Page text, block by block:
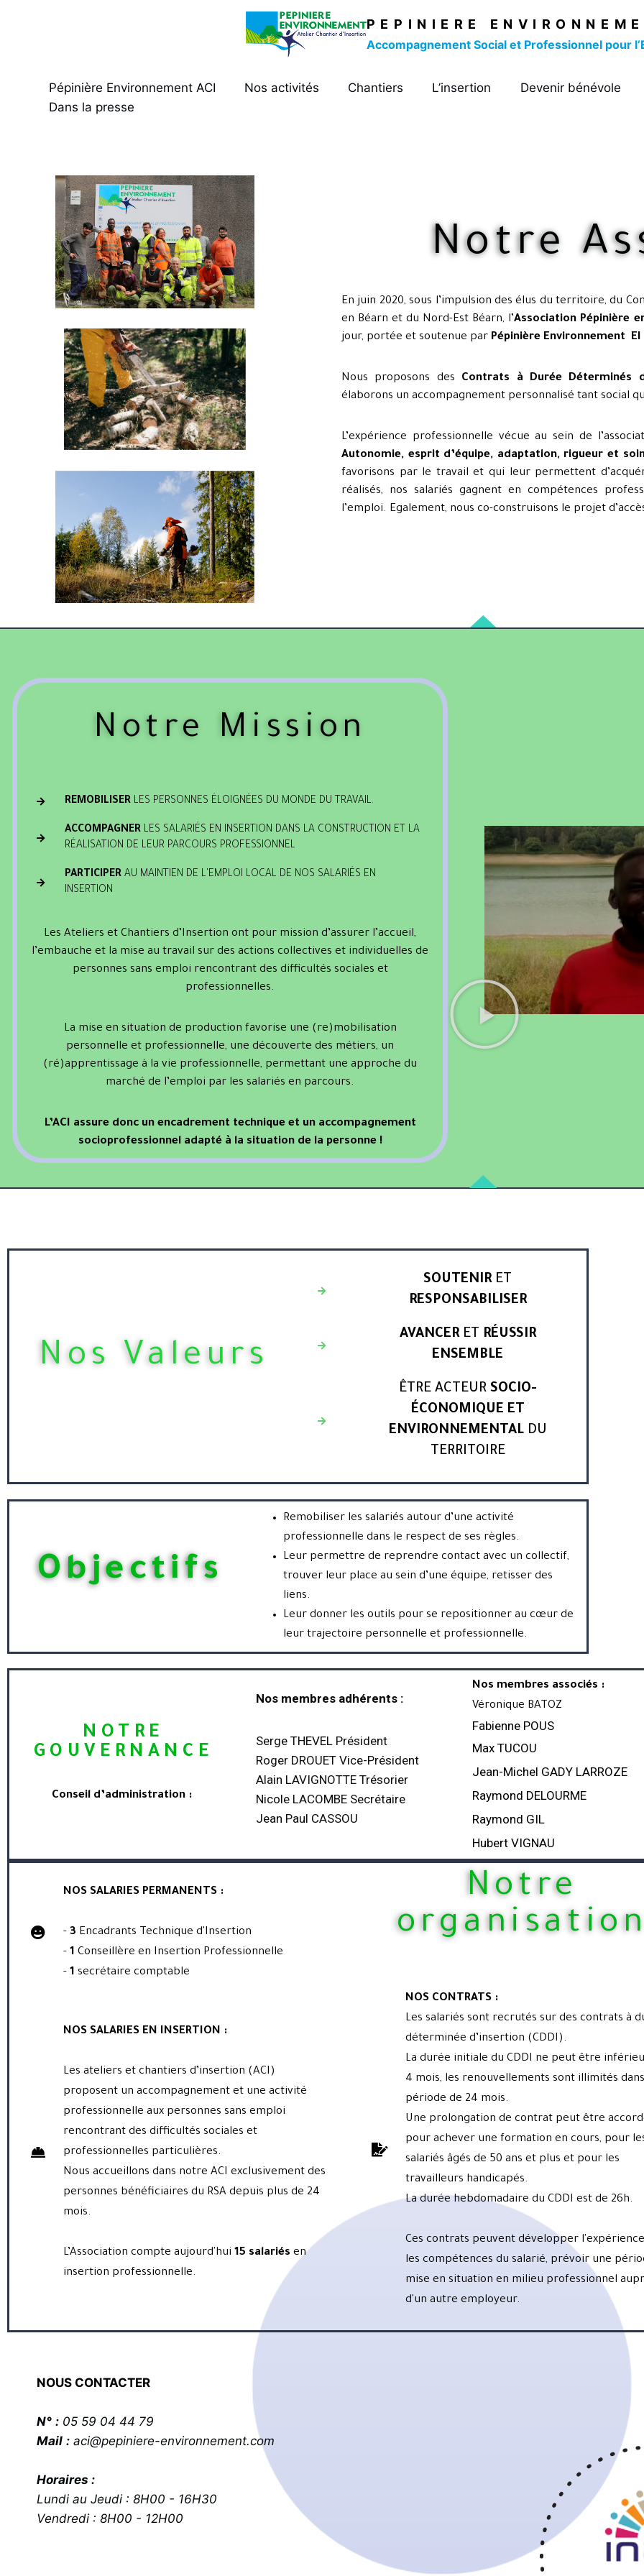
PEPINIERE
Accompagnement Social et Professionnel pour
Pépinière Environnement ACI Nos activités Chantiers L’insertion
Devenir bénévole
Dans la presse
Notre
En juin 2020, sous l’impulsion des élus du territoire, du
en Béarn et du Nord-Est Béarn, l’Association Pépinière
jour, portée et soutenue par Pépinière Environnement EI
Nous proposons des Contrats à Durée Déterminés
élaborons un accompagnement personnalisé tant social
L’expérience professionnelle vécue au sein de
Autonomie, esprit d’équipe, adaptation, rigueur et
favorisons par le travail et qui leur permettent
réalisés, nos salariés gagnent en compétences
l’emploi. Egalement, nous co-construisons le projet
Notre Mission
REMOBILISER LES PERSONNES ÉLOIGNÉES DU MONDE DU TRAVAIL.
ACCOMPAGNER LES SALARIÉS EN INSERTION DANS LA CONSTRUCTION ET LA
RÉALISATION DE LEUR PARCOURS PROFESSIONNEL
PARTICIPER AU MAINTIEN DE L'EMPLOI LOCAL DE NOS SALARIÉS EN
INSERTION
Les Ateliers et Chantiers d’Insertion ont pour mission d’assurer l’accueil,
l’embauche et la mise au travail sur des actions collectives et individuelles de
personnes sans emploi rencontrant des difficultés sociales et
professionnelles.
La mise en situation de production favorise une (re)mobilisation
personnelle et professionnelle, une découverte des métiers, un
(ré)apprentissage à la vie professionnelle, permettant une approche du
marché de l’emploi par les salariés en parcours.
L’ACI assure donc un encadrement technique et un accompagnement
socioprofessionnel adapté à la situation de la personne !
Nos Valeurs
SOUTENIRET
RESPONSABILISER
AVANCERET RÉUSSIR
ENSEMBLE
ÊTRE ACTEUR SOCIO-
ÉCONOMIQUE ET
ENVIRONNEMENTALDU
TERRITOIRE
Objectifs
Remobiliser les salariés autour d’une activité
professionnelle dans le respect de ses règles.
Leur permettre de reprendre contact avec un collectif,
trouver leur place au sein d’une équipe, retisser des
liens.
Leur donner les outils pour se repositionner au cœur de
leur trajectoire personnelle et professionnelle.
NOTRE
GOUVERNANCE
Conseil d’administration :
Nos membres adhérents :
Serge THEVEL Président
Roger DROUET Vice-Président
Alain LAVIGNOTTE Trésorier
Nicole LACOMBE Secrétaire
Jean Paul CASSOU
Nos membres associés :
Véronique BATOZ
Fabienne POUS
Max TUCOU
Jean-Michel GADY LARROZE
Raymond DELOURME
Raymond GIL
Hubert VIGNAU
NOS SALARIES PERMANENTS :
- 3 Encadrants Technique d'Insertion
- 1 Conseillère en Insertion Professionnelle
- 1 secrétaire comptable
NOS SALARIES EN INSERTION :
Les ateliers et chantiers d’insertion (ACI)
proposent un accompagnement et une activité
professionnelle aux personnes sans emploi
rencontrant des difficultés sociales et
professionnelles particulières.
Nous accueillons dans notre ACI exclusivement des
personnes bénéficiaires du RSA depuis plus de 24
mois.
L’Association compte aujourd'hui 15 salariés en
insertion professionnelle.
Notre
NOS CONTRATS :
Les salariés sont recrutés sur des contrats à
déterminée d’insertion (CDDI).
La durée initiale du CDDI ne peut être
4 mois, les renouvellements sont illimités
période de 24 mois.
Une prolongation de contrat peut être
pour achever une formation en cours, pour
salariés âgés de 50 ans et plus et pour les
travailleurs handicapés.
La durée hebdomadaire du CDDI est de 26h.
Ces contrats peuvent développer
les compétences du salarié, prévoir une
mise en situation en milieu professionnel
d'un autre employeur.
NOUS CONTACTER
N° : 05 59 04 44 79
Mail : aci@pepiniere-environnement.com
Horaires :
Lundi au Jeudi : 8H00 - 16H30
Vendredi : 8H00 - 12H00